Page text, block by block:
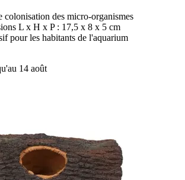
colonisation des micro-organismes
L x H x P : 17,5 x 8 x 5 cm
pour les habitants de l'aquarium
14 août